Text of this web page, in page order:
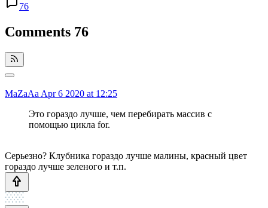
76
Comments 76
MaZaAa Apr 6 2020 at 12:25
Это гораздо лучше, чем перебирать массив с
помощью цикла for.
Серьезно? Клубника гораздо лучше малины, красный цвет
гораздо лучше зеленого и т.п.